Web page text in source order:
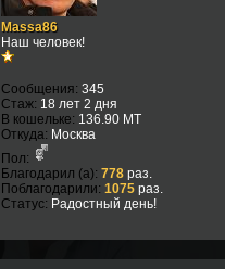
Massa86
Наш человек!
Сообщения: 345
Стаж: 18 лет 2 дня
В кошельке: 136.90 MT
Откуда: Москва
Пол:
Благодарил (а): 778раз.
Поблагодарили: 1075раз.
Статус: Радостный день!